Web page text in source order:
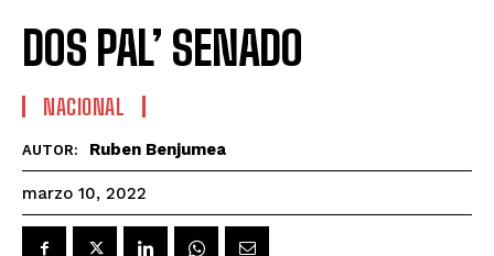
DOS PAL’ SENADO
NACIONAL
AUTOR: Ruben Benjumea
marzo 10, 2022